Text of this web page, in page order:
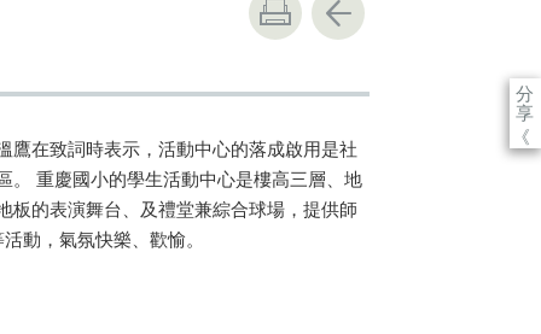
分
享
《
鷹在致詞時表示，活動中心的落成啟用是社
。 重慶國小的學生活動中心是樓高三層、地
板的表演舞台、及禮堂兼綜合球場，提供師
動，氣氛快樂、歡愉。